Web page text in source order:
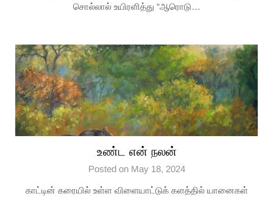
சொல்லால் உயிரளித்து “ஆரொடு…
உண்ட என் நலன்
Posted on May 18, 2024
காட்டின் கரையில் உள்ள விளையாட்டுக் களத்தில் யானைகள்